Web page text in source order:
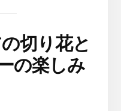
切り花と
の楽しみ